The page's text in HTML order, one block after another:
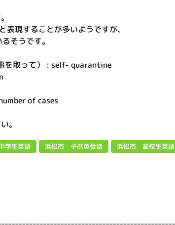
現することが多いようですが、
そうです。
を取って） : self- quarantine
of cases
。
学生英語 浜松市 子供英会話 浜松市 高校生英語